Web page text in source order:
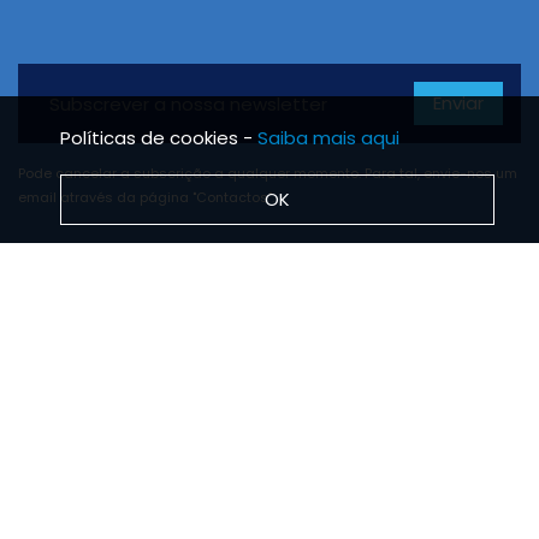
Enviar
Pode cancelar a subscrição a qualquer momento. Para tal, envie-nos um
email através da página "Contactos".
Políticas de cookies - Saiba mais aqui
OK